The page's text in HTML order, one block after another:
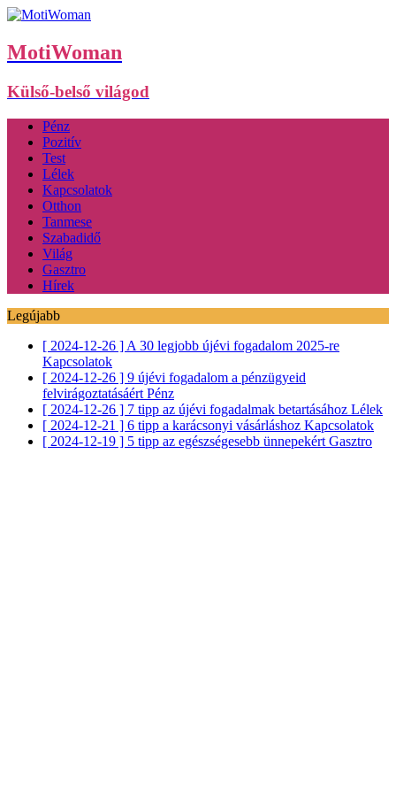
MotiWoman
Külső-belső világod
Pénz
Pozitív
Test
Lélek
Kapcsolatok
Otthon
Tanmese
Szabadidő
Világ
Gasztro
Hírek
Legújabb
[ 2024-12-26 ] A 30 legjobb újévi fogadalom 2025-re
Kapcsolatok
[ 2024-12-26 ] 9 újévi fogadalom a pénzügyeid
felvirágoztatásáért Pénz
[ 2024-12-26 ] 7 tipp az újévi fogadalmak betartásához Lélek
[ 2024-12-21 ] 6 tipp a karácsonyi vásárláshoz Kapcsolatok
[ 2024-12-19 ] 5 tipp az egészségesebb ünnepekért Gasztro